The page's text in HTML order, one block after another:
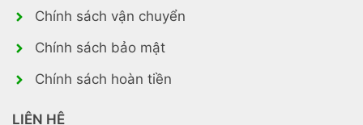
Chính sách vận chuyển
Chính sách bảo mật
Chính sách hoàn tiền
LIÊN HỆ